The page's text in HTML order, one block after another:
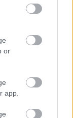
or
app.
érinti,
és a
a
nélkül